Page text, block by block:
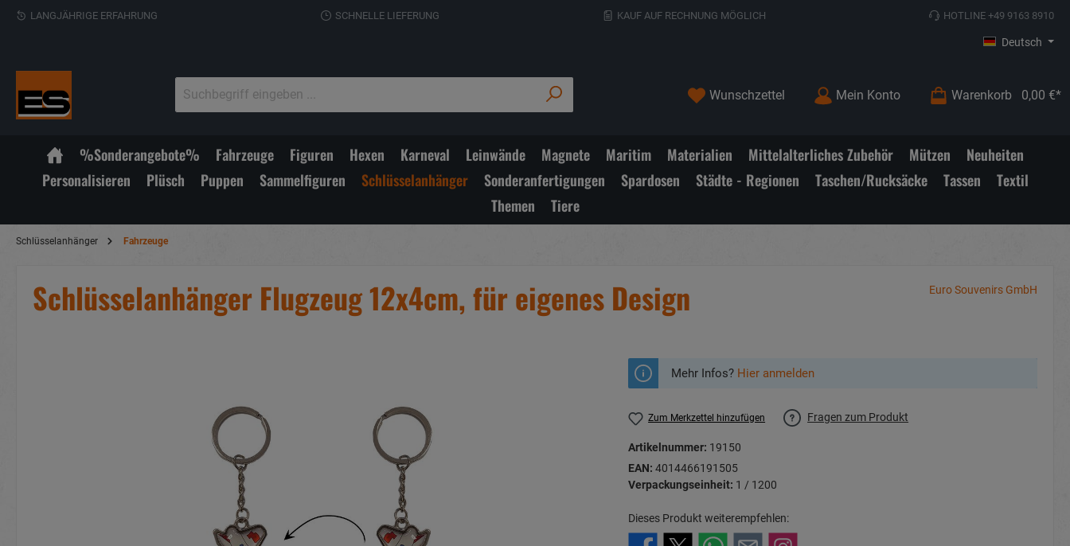
LANGJÄHRIGE ERFAHRUNG SCHNELLE LIEFERUNG KAUF AUF RECHNUNG MÖGLICH HOTLINE +49 9163 8910
Deutsch
Wunschzettel Mein Konto Warenkorb 0,00 €*
%Sonderangebote% Fahrzeuge Figuren Hexen Karneval Leinwände Magnete Maritim Materialien Mittelalterliches Zubehör Mützen
Neuheiten
Personalisieren
Plüsch Puppen Sammelfiguren Schlüsselanhänger Sonderanfertigungen Spardosen Städte - Regionen Taschen/Rucksäcke Tassen
Textil
Themen
Tiere
Schlüsselanhänger Fahrzeuge
Schlüsselanhänger Flugzeug 12x4cm, für eigenes Design Euro Souvenirs GmbH
Mehr Infos? Hier anmelden
Zum Merkzettel hinzufügen Fragen zum Produkt
Artikelnummer: 19150
EAN: 4014466191505
Verpackungseinheit: 1 / 1200
Dieses Produkt weiterempfehlen: